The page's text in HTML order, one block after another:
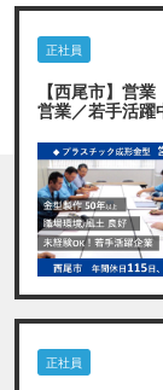
正社員
【西尾市】営
営業／若手活躍
正社員